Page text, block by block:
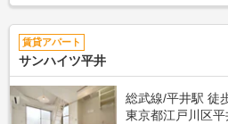
賃貸アパート
サンハイツ平井
総武線/平井駅 徒
東京都江戸川区平